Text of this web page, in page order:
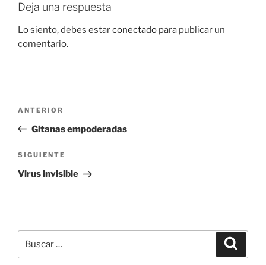
Deja una respuesta
Lo siento, debes estarconectado para publicar un
comentario.
Navegación
entradas
Entrada
anterior:
ANTERIOR
Gitanas empoderadas
Siguiente
entrada
SIGUIENTE
Virus invisible
por: